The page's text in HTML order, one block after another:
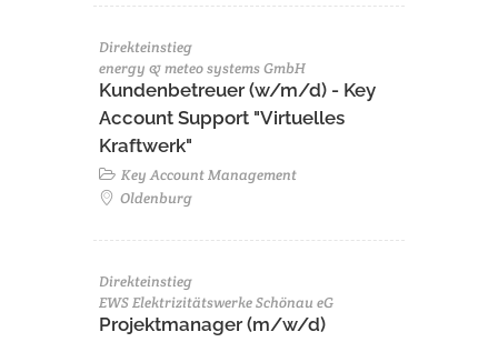
Direkteinstieg
energy & meteo systems GmbH
Kundenbetreuer (w/m/d) - Key
Account Support "Virtuelles
Kraftwerk"
Key Account Management
Oldenburg
Direkteinstieg
EWS Elektrizitätswerke Schönau eG
Projektmanager (m/w/d)